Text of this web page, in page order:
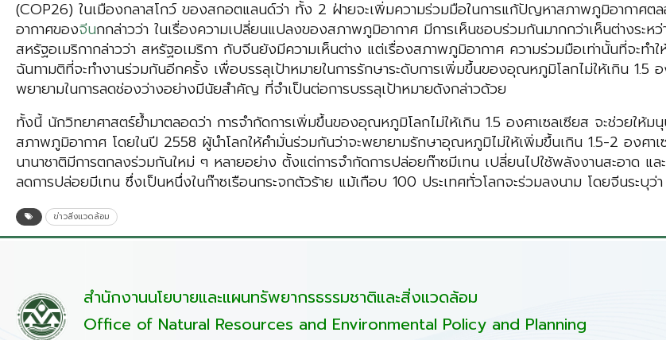
(COP26) ในเมืองกลาสโกว์ ของสกอตแลนด์ว่า ทั้ง 2 ฝ่ายจะเพิ่มความร่วมมือในการแก้ปัญหาสภาพภูมิอากาศ
อากาศของจีนกกล่าวว่า ในเรื่องความเปลี่ยนแปลงของสภาพภูมิอากาศ มีการเห็นชอบร่วมกันมากกว่าเห็นต่างระห
สหรัฐอเมริกากล่าวว่า สหรัฐอเมริกา กับจีนยังมีความเห็นต่าง แต่เรื่องสภาพภูมิอากาศ ความร่วมมือเท่านั้นที่จะทำ
ฉันทามติที่จะทำงานร่วมกันอีกครั้ง เพื่อบรรลุเป้าหมายในการรักษาระดับการเพิ่มขึ้นของอุณหภูมิโลกไม่ให้เกิน 1.5
พยายามในการลดช่องว่างอย่างมีนัยสำคัญ ที่จำเป็นต่อการบรรลุเป้าหมายดังกล่าวด้วย
ทั้งนี้ นักวิทยาศาสตร์ย้ำมาตลอดว่า การจำกัดการเพิ่มขึ้นของอุณหภูมิโลกไม่ให้เกิน 1.5 องศาเซลเซียส จะช่วยให้
สภาพภูมิอากาศ โดยในปี 2558 ผู้นำโลกให้คำมั่นร่วมกันว่าจะพยายามรักษาอุณหภูมิไม่ให้เพิ่มขึ้นเกิน 1.5-2 องศา
นานาชาติมีการตกลงร่วมกันใหม่ ๆ หลายอย่าง ตั้งแต่การจำกัดการปล่อยก๊าซมีเทน เปลี่ยนไปใช้พลังงานสะอาด แ
ลดการปล่อยมีเทน ซึ่งเป็นหนึ่งในก๊าซเรือนกระจกตัวร้าย แม้เกือบ 100 ประเทศทั่วโลกจะร่วมลงนาม โดยจีนระบุ
ข่าวสิ่งแวดล้อม
สำนักงานนโยบายและแผนทรัพยากรธรรมชาติและสิ่งแวดล้อม
Office of Natural Resources and Environmental Policy and Planning